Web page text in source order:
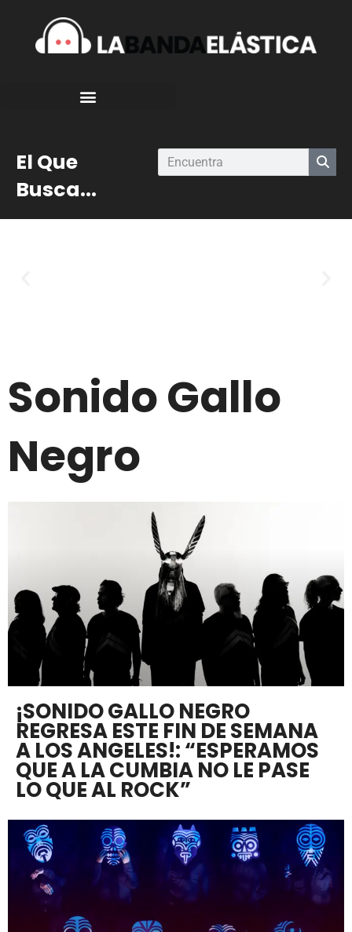
El Que
Busca...
Sonido Gallo
Negro
¡SONIDO GALLO NEGRO
REGRESA ESTE FIN DE SEMANA
A LOS ANGELES!: “ESPERAMOS
QUE A LA CUMBIA NO LE PASE
LO QUE AL ROCK”